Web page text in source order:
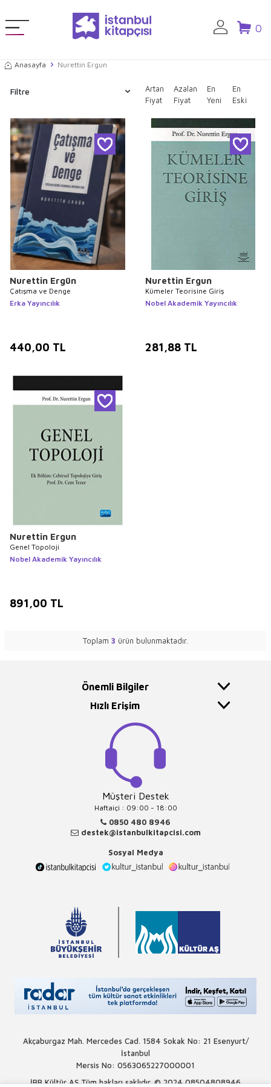
0
Anasayfa Nurettin Ergun
Filtre
Artan
Fiyat
Azalan
Fiyat
En
Yeni
En
Eski
Nurettin Ergün
Çatışma ve Denge
Erka Yayıncılık
440,00 TL
Nurettin Ergun
Kümeler Teorisine Giriş
Nobel Akademik Yayıncılık
281,88 TL
Nurettin Ergun
Genel Topoloji
Nobel Akademik Yayıncılık
891,00 TL
Toplam 3 ürün bulunmaktadır.
Önemli Bilgiler
Hızlı Erişim
Müşteri Destek
Haftaiçi : 09:00 - 18:00
0850 480 8946
destek@istanbulkitapcisi.com
Sosyal Medya
Akçaburgaz Mah. Mercedes Cad. 1584 Sokak No: 21 Esenyurt/
İstanbul
Mersis No: 0563065227000001
İBB Kültür AŞ Tüm hakları saklıdır. © 2024 08504808946